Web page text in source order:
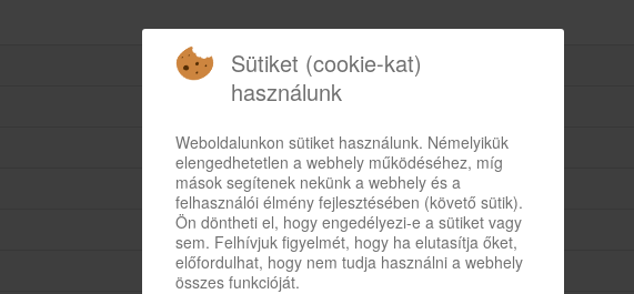
Sütiket (cookie-kat)
használunk
Weboldalunkon sütiket használunk. Némelyikük
elengedhetetlen a webhely működéséhez, míg
mások segítenek nekünk a webhely és a
felhasználói élmény fejlesztésében (követő sütik).
Ön döntheti el, hogy engedélyezi-e a sütiket vagy
sem. Felhívjuk figyelmét, hogy ha elutasítja őket,
előfordulhat, hogy nem tudja használni a webhely
összes funkcióját.